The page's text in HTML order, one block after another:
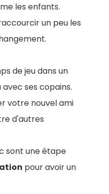
les enfants.
un peu les
de jeu dans un
ses copains.
votre nouvel ami
d'autres
sont une étape
pour avoir un